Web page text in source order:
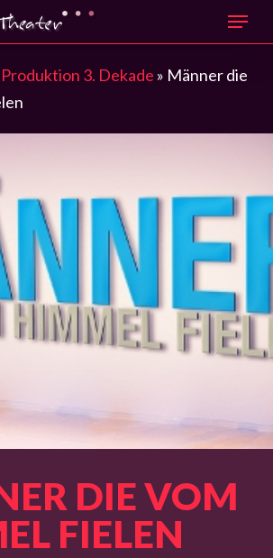
Menu
Produktion 3. Dekade » Männer die
DIE VOM
FIELEN